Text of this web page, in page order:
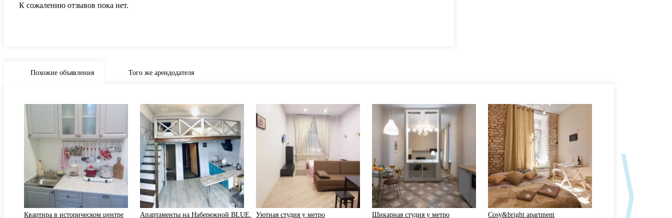
К сожалению отзывов пока нет.
Похожие объявления Того же арендодателя
Квартира в историческом центре
Апартаменты на Набережной BLUE.
Уютная студия у метро
Шикарная студия у метро
Cosy&bright apartment
Сharming&spacious